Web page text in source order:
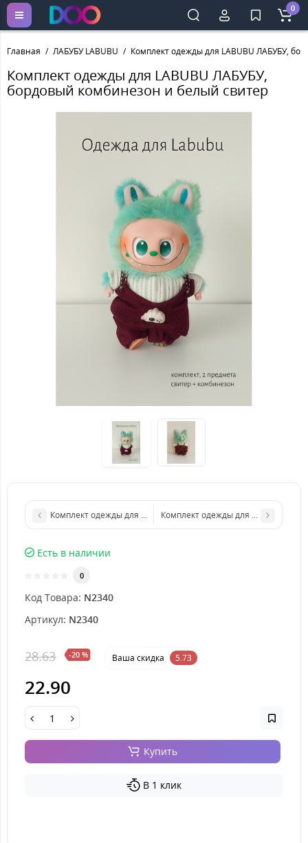
0
Главная ЛАБУБУ LABUBU Комплект одежды для LABUBU ЛАБУБУ,
Комплект одежды для LABUBU ЛАБУБУ,
бордовый комбинезон и белый свитер
Комплект одежды для LABUBU ЛАБУБУ, розовый свитер и
Комплект одежды для LABUBU
Есть в наличии
0
Код Товара: N2340
Артикул: N2340
28.63 -20 % Ваша cкидка 5.73
22.90
Купить
В 1 клик